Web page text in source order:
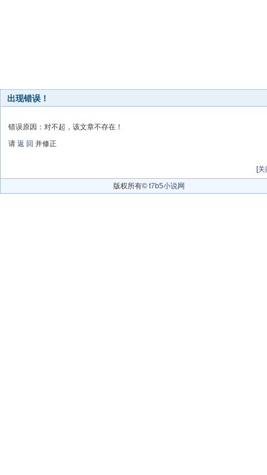
出现错误！
错误原因：对不起，该文章不存在！
请 返 回 并修正
[关
版权所有© t7b5小说网